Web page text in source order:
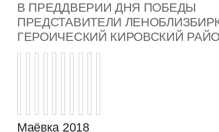
В ПРЕДДВЕРИИ ДНЯ ПОБЕДЫ
ПРЕДСТАВИТЕЛИ
ГЕРОИЧЕСКИЙ КИРОВСКИЙ
Маёвка 2018